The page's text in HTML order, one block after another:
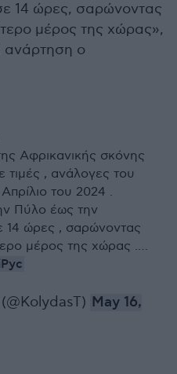
14 ώρες, σαρώνοντας
μέρος της χώρας»,
ανάρτηση ο
Αφρικανικής σκόνης
, ανάλογες του
του 2024 .
Πύλο έως την
14 ώρες , σαρώνοντας
μέρος της χώρας .…
May 16,